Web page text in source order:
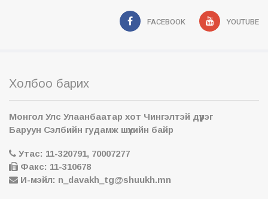
FACEBOOK YOUTUBE
Холбоо барих
Монгол Улс Улаанбаатар хот Чингэлтэй дүүрэг
Баруун Сэлбийн гудамж шүүхийн байр
Утас: 11-320791, 70007277
Факс: 11-310678
И-мэйл: n_davakh_tg@shuukh.mn